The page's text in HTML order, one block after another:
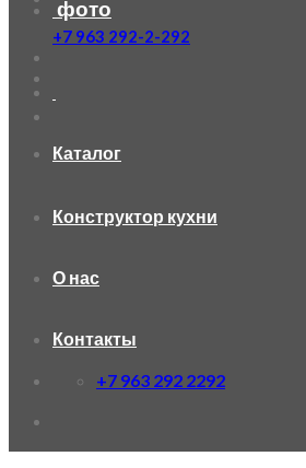
+7 963 292-2-292
фото
Каталог
Конструктор кухни
О нас
Контакты
+7 963 292 2292